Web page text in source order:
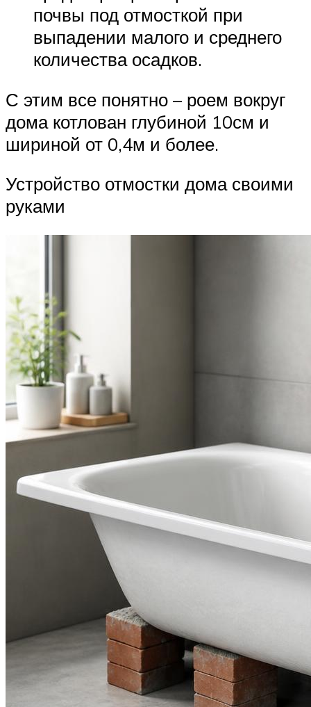
почвы под отмосткой при
выпадении малого и среднего
количества осадков.
С этим все понятно – роем вокруг
дома котлован глубиной 10см и
шириной от 0,4м и более.
Устройство отмостки дома своими
руками